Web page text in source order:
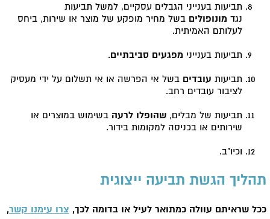
תביעות בענייני הגבלים עסקיים, למשל תביעות
נגד מונופולים בשל מחיר מופקע של מוצר או שירות, ביחס
לעלותם האמיתית.
תביעות בענייני מפגעים סביבתיים.
תביעות עובדים בשל אי הפרשה או אי תשלום על ידי מעסיק
לציבור עובדים רחב.
תביעות של מבלים,שהופלו לרעה בשימוש במוצרים או
שירותים או בכניסה למקומות בידור.
וכיו"ב.
תהליך הגשת תביעה ייצוגית
ככל שראיתם עוולה כמתואר לעיל או בדומה לכך, צרו עימנו קשר,